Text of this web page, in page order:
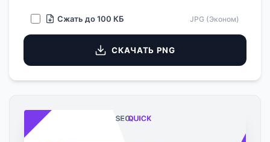
Сжать до 100 КБ JPG (Эконом)
СКАЧАТЬ PNG